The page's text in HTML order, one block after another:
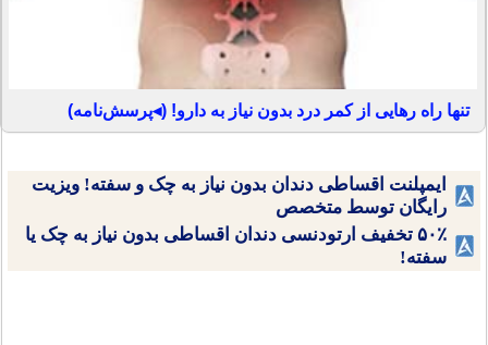
تنها راه رهایی از کمر درد بدون نیاز به دارو! (◂پرسش‌نامه)
ایمپلنت اقساطی دندان بدون نیاز به چک و سفته! ویزیت
رایگان توسط متخصص
۵۰٪ تخفیف ارتودنسی دندان اقساطی بدون نیاز به چک یا
سفته!